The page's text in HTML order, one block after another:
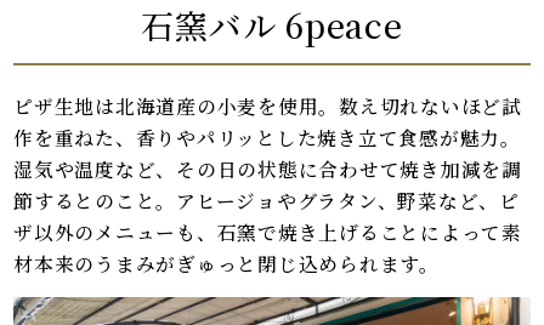
石窯バル 6peace
ピザ生地は北海道産の小麦を使用。数え切れないほど試
作を重ねた、香りやパリッとした焼き立て食感が魅力。
湿気や温度など、その日の状態に合わせて焼き加減を調
節するとのこと。アヒージョやグラタン、野菜など、ピ
ザ以外のメニューも、石窯で焼き上げることによって素
材本来のうまみがぎゅっと閉じ込められます。